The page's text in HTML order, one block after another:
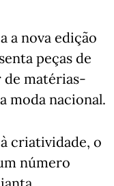
a nova edição
peças de
de matérias-
moda nacional.
criatividade, o
número